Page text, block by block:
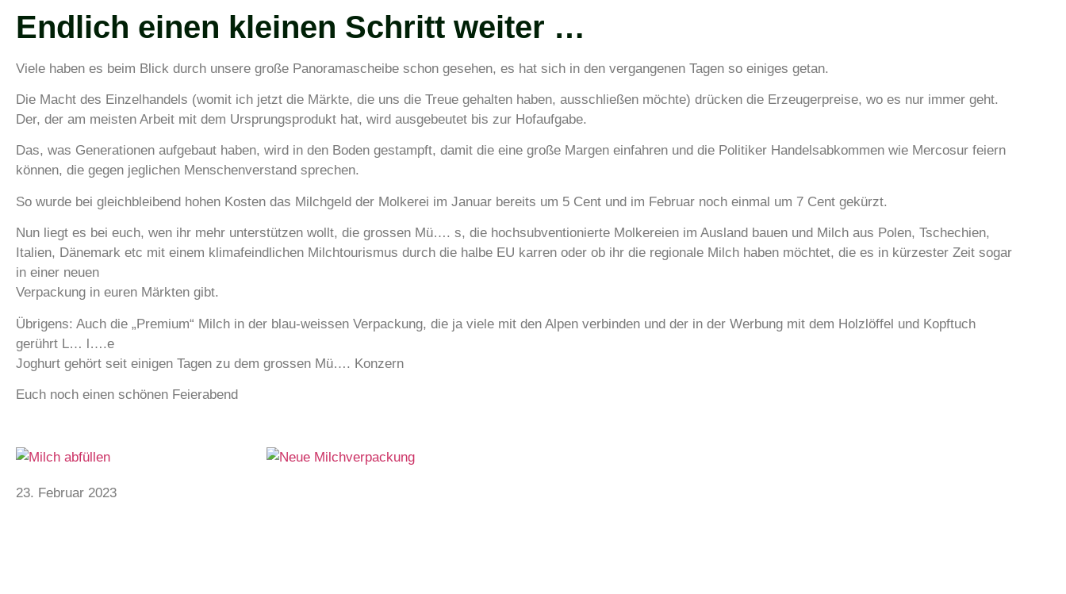
Endlich einen kleinen Schritt weiter …
Viele haben es beim Blick durch unsere große Panoramascheibe schon gesehen, es hat sich in den vergangenen Tagen so einiges getan.
Die Macht des Einzelhandels (womit ich jetzt die Märkte, die uns die Treue gehalten haben, ausschließen möchte) drücken die Erzeugerpreise, wo es nur immer geht.
Der, der am meisten Arbeit mit dem Ursprungsprodukt hat, wird ausgebeutet bis zur Hofaufgabe.
Das, was Generationen aufgebaut haben, wird in den Boden gestampft, damit die eine große Margen einfahren und die Politiker Handelsabkommen wie Mercosur feiern
können, die gegen jeglichen Menschenverstand sprechen.
So wurde bei gleichbleibend hohen Kosten das Milchgeld der Molkerei im Januar bereits um 5 Cent und im Februar noch einmal um 7 Cent gekürzt.
Nun liegt es bei euch, wen ihr mehr unterstützen wollt, die grossen Mü…. s, die hochsubventionierte Molkereien im Ausland bauen und Milch aus Polen, Tschechien,
Italien, Dänemark etc mit einem klimafeindlichen Milchtourismus durch die halbe EU karren oder ob ihr die regionale Milch haben möchtet, die es in kürzester Zeit sogar
in einer neuen
Verpackung in euren Märkten gibt.
Übrigens: Auch die „Premium“ Milch in der blau-weissen Verpackung, die ja viele mit den Alpen verbinden und der in der Werbung mit dem Holzlöffel und Kopftuch
gerührt L… l….e
Joghurt gehört seit einigen Tagen zu dem grossen Mü…. Konzern
Euch noch einen schönen Feierabend
23. Februar 2023